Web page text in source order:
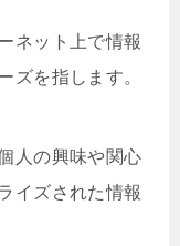
ネット上で情報
ズを指します。
人の興味や関心
イズされた情報